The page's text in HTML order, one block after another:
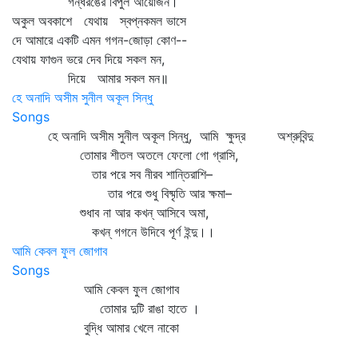
অকুল অবকাশে যেথায় স্বপ্নকমল ভাসে
দে আমারে একটি এমন গগন-জোড়া কোণ--
যেথায় ফাগুন ভরে দেব দিয়ে সকল মন,
দিয়ে আমার সকল মন॥
হে অনাদি অসীম সুনীল অকূল সিন্ধু
Songs
হে অনাদি অসীম সুনীল অকূল সিন্ধু, আমি ক্ষুদ্র অশ্রুবিন্দু
তোমার শীতল অতলে ফেলো গো গ্রাসি,
তার পরে সব নীরব শান্তিরাশি–
তার পরে শুধু বিষ্মৃতি আর ক্ষমা–
শুধাব না আর কখন্‌ আসিবে অমা,
কখন্ গগনে উদিবে পূর্ণ ইন্দু।।
আমি কেবল ফুল জোগাব
Songs
আমি কেবল ফুল জোগাব
তোমার দুটি রাঙা হাতে ।
বুদ্ধি আমার খেলে নাকো